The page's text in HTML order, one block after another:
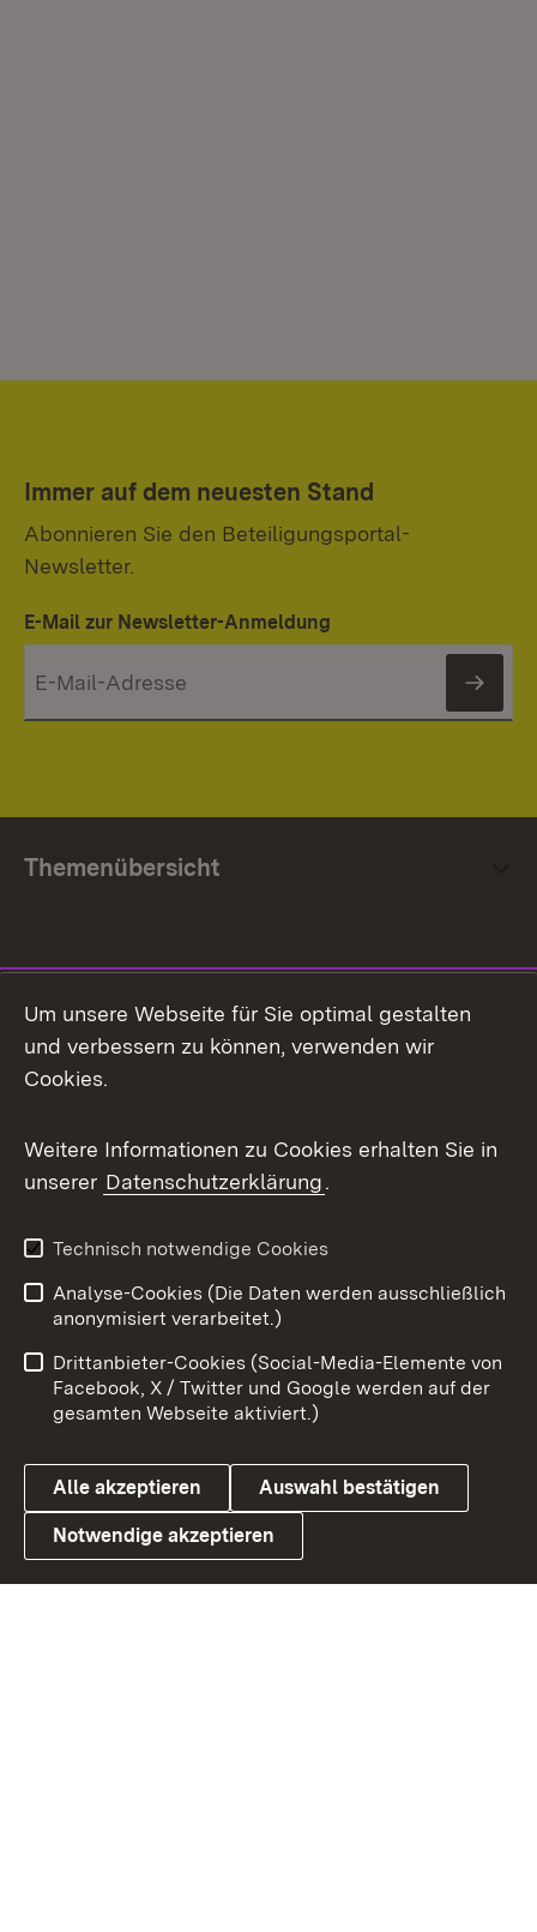
Immer auf dem neuesten Stand
Abonnieren Sie den Beteiligungsportal-
Newsletter.
E-Mail zur Newsletter-Anmeldung
Themenübersicht
Facebook
X / Twitter
Youtube
Link zum Landesportal
Impressum
Kontakt
Barrierefreiheit
Datenschutz
Cookies
Um unsere Webseite für Sie optimal gestalten
und verbessern zu können, verwenden wir
Cookies.
Weitere Informationen zu Cookies erhalten Sie in
unserer Datenschutzerklärung.
Technisch notwendige Cookies
Analyse-Cookies (Die Daten werden ausschließlich
anonymisiert verarbeitet.)
Drittanbieter-Cookies (Social-Media-Elemente von
Facebook, X / Twitter und Google werden auf der
gesamten Webseite aktiviert.)
Alle akzeptieren Auswahl bestätigen
Notwendige akzeptieren